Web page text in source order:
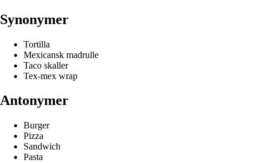
Synonymer
Tortilla
Mexicansk madrulle
Taco skaller
Tex-mex wrap
Antonymer
Burger
Pizza
Sandwich
Pasta